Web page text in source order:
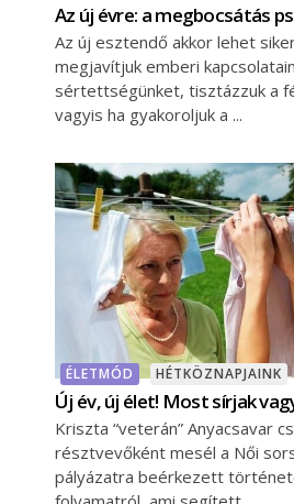
Az új évre: a megbocsátás
Az új esztendő akkor lehet
megjavítjuk emberi
sértettségünket, tisztázzuk a
vagyis ha gyakoroljuk a
ÉLETMÓD HÉTKÖZNAPJAINK
Új év, új élet! Most sírjak
Kriszta “veterán” Anyacsavar
résztvevőként mesél a Női
pályázatra beérkezett